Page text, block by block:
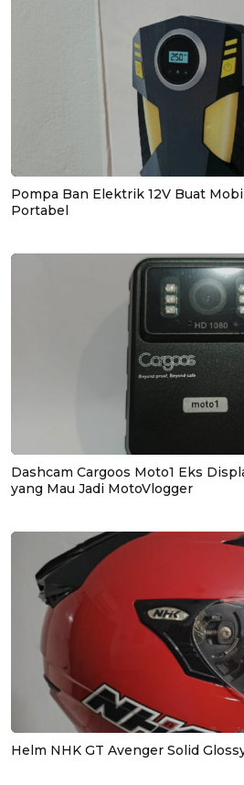
Pompa Ban Elektrik 12V Buat
Portabel
Dashcam Cargoos Moto1 Eks
yang Mau Jadi MotoVlogger
Helm NHK GT Avenger Solid